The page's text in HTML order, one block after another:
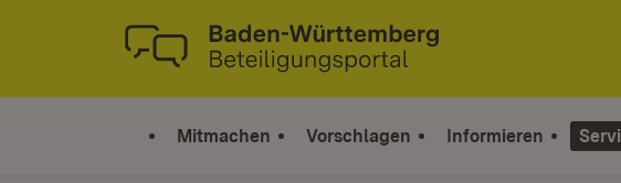
Zum Inhalt springen
Link zur Startseite
Mitmachen Vorschlagen Informieren